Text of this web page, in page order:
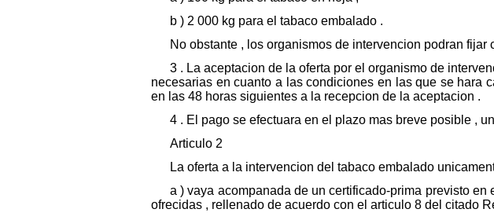
b ) 2 000 kg para el tabaco embalado .
No obstante , los organismos de intervencion podran fijar
3 . La aceptacion de la oferta por el organismo de
necesarias en cuanto a las condiciones en las que se hara
en las 48 horas siguientes a la recepcion de la aceptacion .
4 . El pago se efectuara en el plazo mas breve posible ,
Articulo 2
La oferta a la intervencion del tabaco embalado
a ) vaya acompanada de un certificado-prima previsto
ofrecidas , rellenado de acuerdo con el articulo 8 del citado